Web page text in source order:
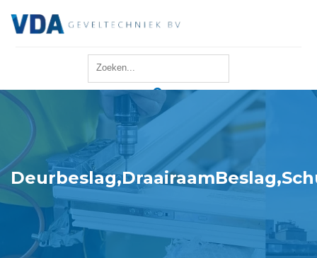
Reparatie
Onderhoud
Merken
Producten